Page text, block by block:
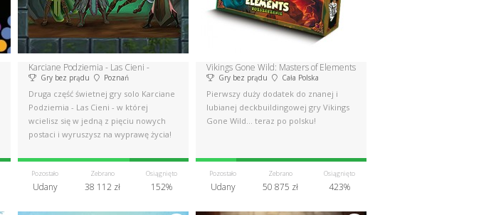
Karciane Podziemia - Las Cieni -
Gry bez prądu Poznań
Druga część świetnej gry solo Karciane
Podziemia - Las Cieni - w której
wcielisz się w jedną z pięciu nowych
postaci i wyruszysz na wyprawę życia!
Pozostało
Udany
Zebrano
38 112 zł
Osiągnięto
152%
Vikings Gone Wild: Masters of Elements
Gry bez prądu Cała Polska
Pierwszy duży dodatek do znanej i
lubianej deckbuildingowej gry Vikings
Gone Wild... teraz po polsku!
Pozostało
Udany
Zebrano
50 875 zł
Osiągnięto
423%